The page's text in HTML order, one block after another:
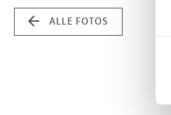
ALLE FOTOS